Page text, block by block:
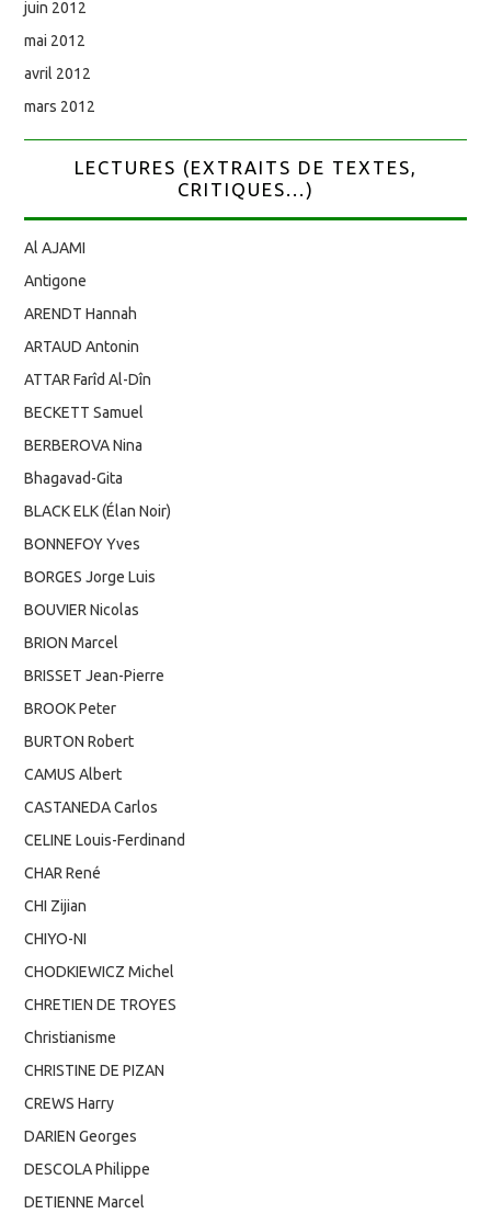
juin 2012
mai 2012
avril 2012
mars 2012
LECTURES (EXTRAITS DE TEXTES,
CRITIQUES...)
Al AJAMI
Antigone
ARENDT Hannah
ARTAUD Antonin
ATTAR Farîd Al-Dîn
BECKETT Samuel
BERBEROVA Nina
Bhagavad-Gita
BLACK ELK (Élan Noir)
BONNEFOY Yves
BORGES Jorge Luis
BOUVIER Nicolas
BRION Marcel
BRISSET Jean-Pierre
BROOK Peter
BURTON Robert
CAMUS Albert
CASTANEDA Carlos
CELINE Louis-Ferdinand
CHAR René
CHI Zijian
CHIYO-NI
CHODKIEWICZ Michel
CHRETIEN DE TROYES
Christianisme
CHRISTINE DE PIZAN
CREWS Harry
DARIEN Georges
DESCOLA Philippe
DETIENNE Marcel